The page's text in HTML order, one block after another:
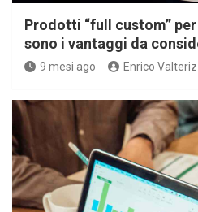
Prodotti “full custom”
sono i vantaggi da
9 mesi ago Enrico